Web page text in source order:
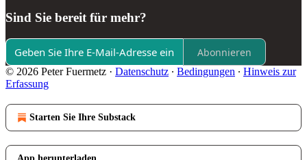
Sind Sie bereit für mehr?
Abonnieren
© 2026 Peter Fuermetz · Datenschutz ∙ Bedingungen ∙ Hinweis zur
Erfassung
Starten Sie Ihre Substack